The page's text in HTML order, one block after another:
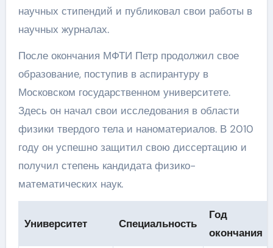
научных стипендий и публиковал свои работы в
научных журналах.
После окончания МФТИ Петр продолжил свое
образование, поступив в аспирантуру в
Московском государственном университете.
Здесь он начал свои исследования в области
физики твердого тела и наноматериалов. В 2010
году он успешно защитил свою диссертацию и
получил степень кандидата физико-
математических наук.
Университет Специальность
Год
окончания